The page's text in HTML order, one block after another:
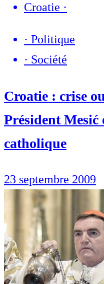
Croatie ·
· Politique
· Société
Croatie : crise
Président Mesić
catholique
23 septembre 2009